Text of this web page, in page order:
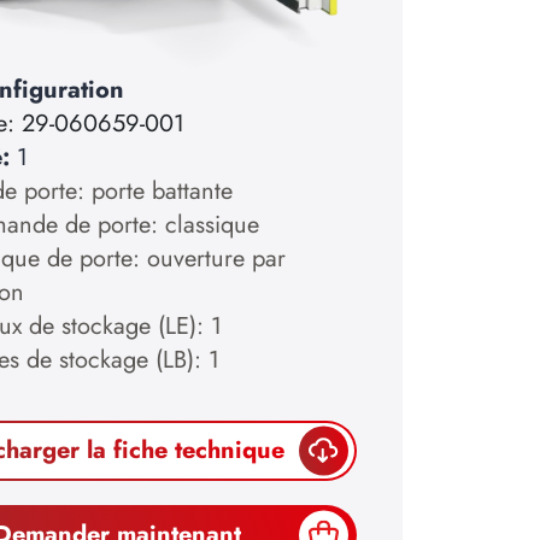
29-060659-001
1
porte: porte battante
de porte: classique
de porte: ouverture par
de stockage (LE): 1
de stockage (LB): 1
la fiche technique